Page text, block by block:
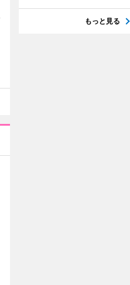
もっと見る